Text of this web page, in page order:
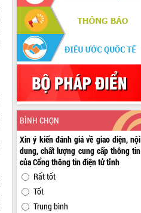
BÌNH CHỌN
Xin ý kiến đánh giá về giao diện, nội
dung, chất lượng cung cấp thông tin
của Cổng thông tin điện tử tỉnh
Rất tốt
Tốt
Trung bình